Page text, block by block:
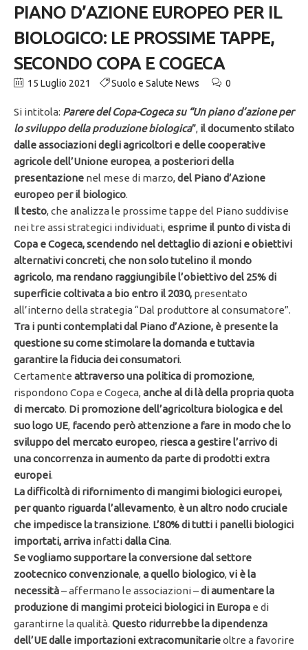
PIANO D’AZIONE EUROPEO PER IL
BIOLOGICO: LE PROSSIME TAPPE,
SECONDO COPA E COGECA
15 Luglio 2021 Suolo e Salute News 0
Si intitola: Parere del Copa-Cogeca su “Un piano d’azione per
lo sviluppo della produzione biologica”, il documento stilato
dalle associazioni degli agricoltori e delle cooperative
agricoledell’Unione europea,a posteriori della
presentazione nel mese di marzo,del Piano d’Azione
europeo per il biologico.
Il testo, che analizza le prossime tappe del Piano suddivise
nei tre assi strategici individuati, esprime il punto di vista di
Copa e Cogeca,scendendo nel dettaglio di azioni e obiettivi
alternativi concreti,che non solo tutelino il mondo
agricolo, ma rendano raggiungibilel’obiettivo del 25% di
superficie coltivata a bio entro il 2030, presentato
all’interno della strategia “Dal produttore al consumatore”.
Tra i punti contemplati dal Piano d’Azione, è presente la
questione su come stimolare la domanda e tuttavia
garantire la fiducia dei consumatori.
Certamente attraverso una politica di promozione,
rispondono Copa e Cogeca,anche al di là della propria quota
di mercato. Di promozione dell’agricoltura biologica e del
suo logo UE, facendo però attenzione a fare in modo che lo
sviluppo del mercato europeo, riesca a gestire l’arrivo di
una concorrenza in aumento da parte di prodotti extra
europei.
La difficoltà di rifornimento di mangimi biologici europei,
per quanto riguarda l’allevamento, è un altro nodo cruciale
che impedisce la transizione. L’80% di tutti i panelli biologici
importati, arriva infattidalla Cina.
Se vogliamo supportare la conversione dal settore
zootecnico convenzionale,a quello biologico,vi è la
necessità– affermano le associazioni –di aumentare la
produzione di mangimi proteici biologici in Europa e di
garantirne la qualità. Questo ridurrebbe la dipendenza
dell’UE dalle importazioni extracomunitarieoltre a favorire